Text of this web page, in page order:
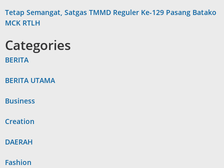
Tetap Semangat, Satgas TMMD Reguler Ke-129 Pasang Batako
MCK RTLH
Categories
BERITA
BERITA UTAMA
Business
Creation
DAERAH
Fashion